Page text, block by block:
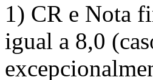
1) CR e Nota
igual a 8,0